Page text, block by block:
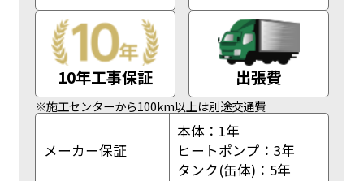
10年工事保証 出張費
※施工センターから100km以上は別途交通費
メーカー保証
本体：1年
ヒートポンプ：3年
タンク(缶体)：5年